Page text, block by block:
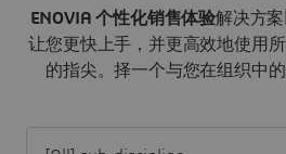
ENOVIA 个性化销售体验解决方
让您更快上手，并更高效地使用
的指尖。择一个与您在组织中